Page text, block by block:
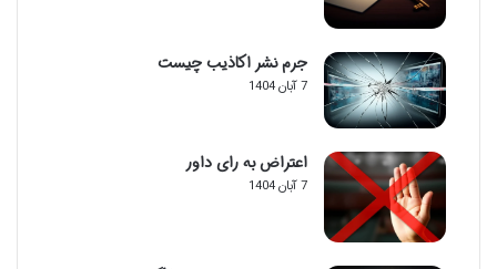
جرم نشر اکاذیب چیست
7 آبان 1404
اعتراض به رای داور
7 آبان 1404